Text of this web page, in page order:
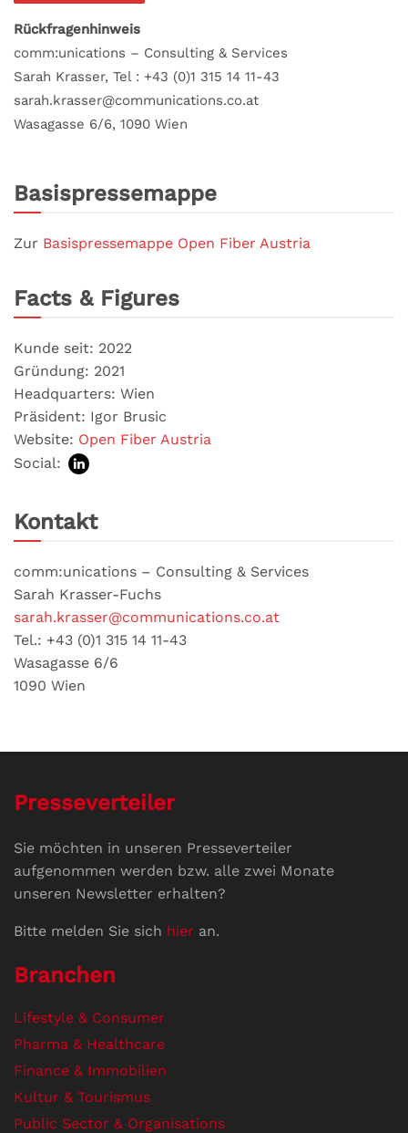
Rückfragenhinweis
comm:unications – Consulting & Services
Sarah Krasser, Tel : +43 (0)1 315 14 11-43
sarah.krasser@communications.co.at
Wasagasse 6/6, 1090 Wien
Basispressemappe
Zur Basispressemappe Open Fiber Austria
Facts & Figures
Kunde seit: 2022
Gründung: 2021
Headquarters: Wien
Präsident: Igor Brusic
Website: Open Fiber Austria
Social:
Kontakt
comm:unications – Consulting & Services
Sarah Krasser-Fuchs
sarah.krasser@communications.co.at
Tel.: +43 (0)1 315 14 11-43
Wasagasse 6/6
1090 Wien
Presseverteiler
Sie möchten in unseren Presseverteiler
aufgenommen werden bzw. alle zwei Monate
unseren Newsletter erhalten?
Bitte melden Sie sich hier an.
Branchen
Lifestyle & Consumer
Pharma & Healthcare
Finance & Immobilien
Kultur & Tourismus
Public Sector & Organisations